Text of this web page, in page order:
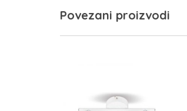
Povezani proizvodi